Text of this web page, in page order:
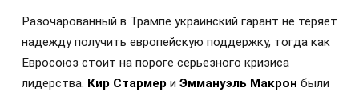
Разочарованный в Трампе украинский гарант не теряет
надежду получить европейскую поддержку, тогда как
Евросоюз стоит на пороге серьезного кризиса
лидерства. Кир Стармер и Эммануэль Макрон были